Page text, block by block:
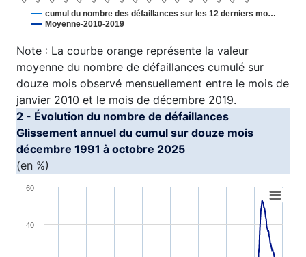
cumul du nombre des défaillances sur les 12 derniers mo…
Moyenne-2010-2019
End of interactive chart.
Note : La courbe orange représente la valeur
moyenne du nombre de défaillances cumulé sur
douze mois observé mensuellement entre le mois de
janvier 2010 et le mois de décembre 2019.
2 - Évolution du nombre de défaillances
Glissement annuel du cumul sur douze mois
décembre 1991 à octobre 2025
(en %)
View as data table, Chart
40
60